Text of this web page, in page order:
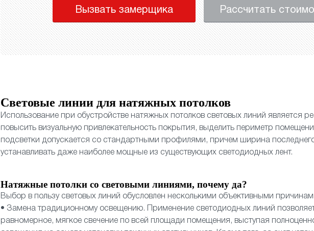
Вызвать замерщика Рассчитать
Световые линии для натяжных потолков
Использование при обустройстве натяжных потолков световых линий является
повысить визуальную привлекательность покрытия, выделить периметр
подсветки допускается со стандартными профилями, причем ширина
устанавливать даже наиболее мощные из существующих светодиодных лент.
Натяжные потолки со световыми линиями, почему да?
Выбор в пользу световых линий обусловлен несколькими объективными
• Замена традиционному освещению. Применение светодиодных линий
равномерное, мягкое свечение по всей площади помещения, выступая